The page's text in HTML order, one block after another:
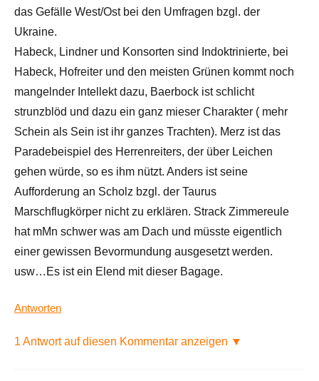
das Gefälle West/Ost bei den Umfragen bzgl. der
Ukraine.
Habeck, Lindner und Konsorten sind Indoktrinierte, bei
Habeck, Hofreiter und den meisten Grünen kommt noch
mangelnder Intellekt dazu, Baerbock ist schlicht
strunzblöd und dazu ein ganz mieser Charakter ( mehr
Schein als Sein ist ihr ganzes Trachten). Merz ist das
Paradebeispiel des Herrenreiters, der über Leichen
gehen würde, so es ihm nützt. Anders ist seine
Aufforderung an Scholz bzgl. der Taurus
Marschflugkörper nicht zu erklären. Strack Zimmereule
hat mMn schwer was am Dach und müsste eigentlich
einer gewissen Bevormundung ausgesetzt werden.
usw…Es ist ein Elend mit dieser Bagage.
Antworten
1 Antwort auf diesen Kommentar anzeigen ▼